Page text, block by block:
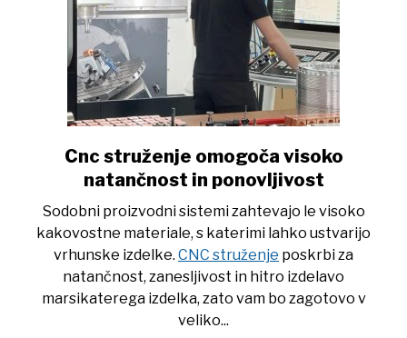
link
to
struženje
omogoča
visoko
natančnost
in
ponovljivost
Cnc struženje omogoča visoko
natančnost in ponovljivost
Sodobni proizvodni sistemi zahtevajo le visoko
kakovostne materiale, s katerimi lahko ustvarijo
vrhunske izdelke. CNC struženje poskrbi za
natančnost, zanesljivost in hitro izdelavo
marsikaterega izdelka, zato vam bo zagotovo v
veliko...